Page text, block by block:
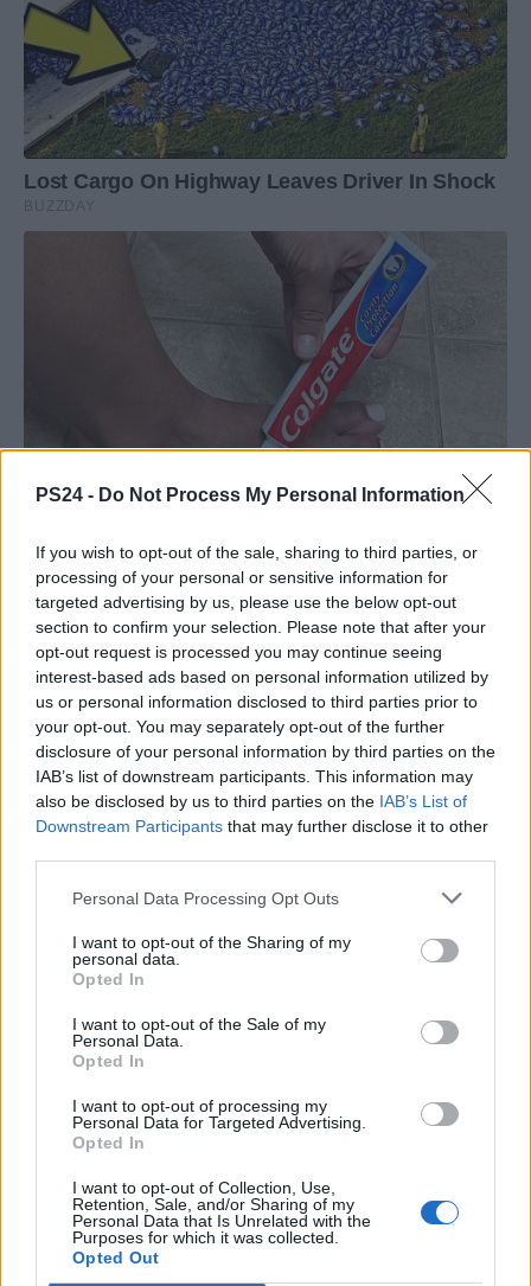
PS24 - Do Not Process My Personal Information
If you wish to opt-out of the sale, sharing to third parties, or
processing of your personal or sensitive information for
targeted advertising by us, please use the below opt-out
section to confirm your selection. Please note that after your
opt-out request is processed you may continue seeing
interest-based ads based on personal information utilized by
us or personal information disclosed to third parties prior to
your opt-out. You may separately opt-out of the further
disclosure of your personal information by third parties on the
IAB’s list of downstream participants. This information may
also be disclosed by us to third parties on the IAB’s List of
Downstream Participants that may further disclose it to other
Personal Data Processing Opt Outs
I want to opt-out of the Sharing of my
personal data.
Opted In
I want to opt-out of the Sale of my
Personal Data.
Opted In
I want to opt-out of processing my
Personal Data for Targeted Advertising.
Opted In
I want to opt-out of Collection, Use,
Retention, Sale, and/or Sharing of my
Personal Data that Is Unrelated with the
Purposes for which it was collected.
Opted Out